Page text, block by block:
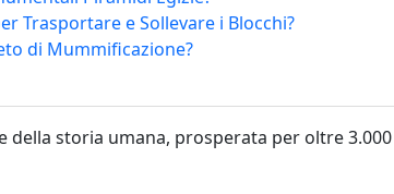
Trasportare e Sollevare i Blocchi?
di Mummificazione?
storia umana, prosperata per oltre 3.000